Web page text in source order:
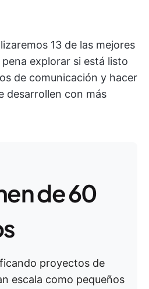
13 de las mejores
explorar si está listo
de comunicación y hacer
desarrollen con más
de 60
proyectos de
escala como pequeños